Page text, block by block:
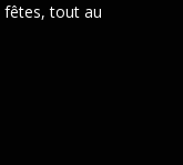
fêtes, tout au